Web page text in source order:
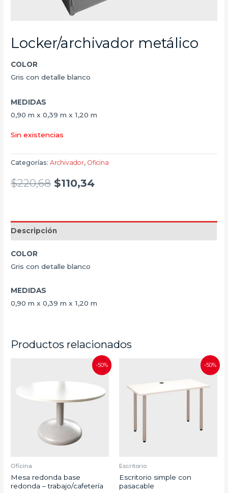
Locker/archivador metálico
COLOR
Gris con detalle blanco
MEDIDAS
0,90 m x 0,39 m x 1,20 m
Sin existencias
Categorías:Archivador, Oficina
$220,68 $110,34
Descripción
COLOR
Gris con detalle blanco
MEDIDAS
0,90 m x 0,39 m x 1,20 m
Productos relacionados
-50%
Oficina
Mesa redonda base
redonda – trabajo/cafetería
-50%
Escritorio
Escritorio simple con
pasacable